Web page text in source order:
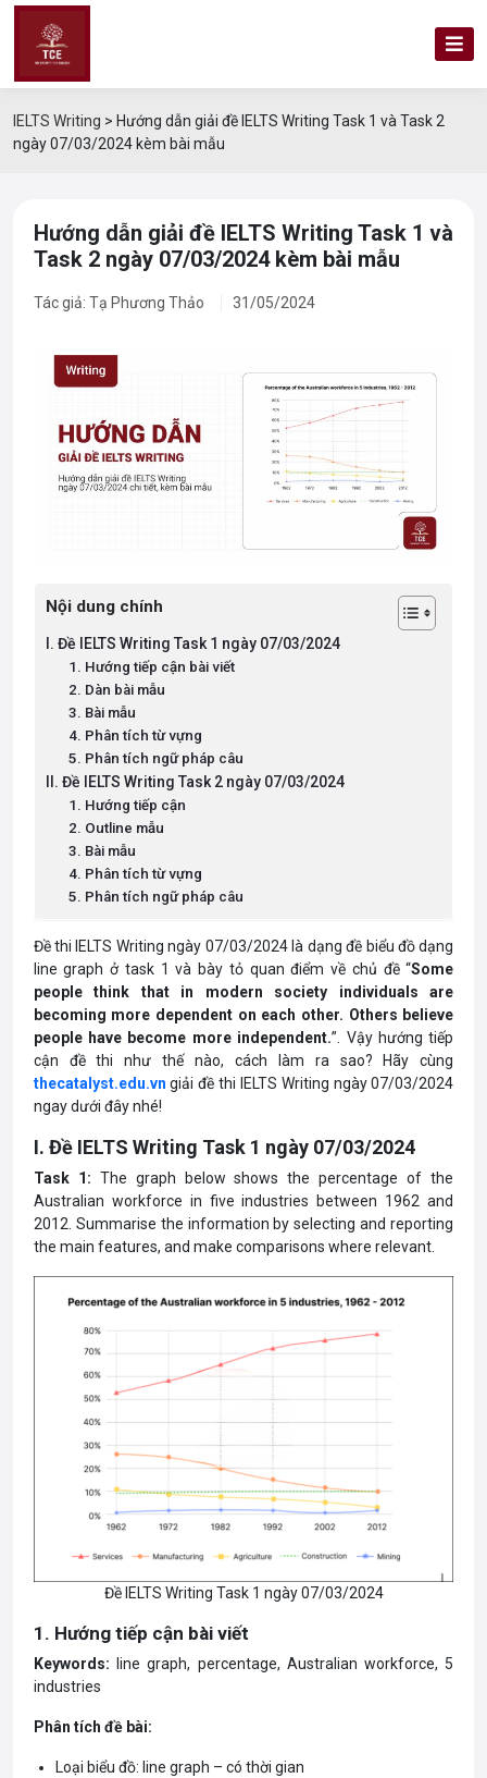
IELTS Writing > Hướng dẫn giải đề IELTS Writing Task 1 và Task 2
ngày 07/03/2024 kèm bài mẫu
Hướng dẫn giải đề IELTS Writing Task 1 và
Task 2 ngày 07/03/2024 kèm bài mẫu
Tác giả: Tạ Phương Thảo 31/05/2024
Nội dung chính
I. Đề IELTS Writing Task 1 ngày 07/03/2024
1. Hướng tiếp cận bài viết
2. Dàn bài mẫu
3. Bài mẫu
4. Phân tích từ vựng
5. Phân tích ngữ pháp câu
II. Đề IELTS Writing Task 2 ngày 07/03/2024
1. Hướng tiếp cận
2. Outline mẫu
3. Bài mẫu
4. Phân tích từ vựng
5. Phân tích ngữ pháp câu
Đề thi IELTS Writing ngày 07/03/2024 là dạng đề biểu đồ dạng
line graph ở task 1 và bày tỏ quan điểm về chủ đề “Some
people think that in modern society individuals are
becoming more dependent on each other. Others believe
people have become more independent.”. Vậy hướng tiếp
cận đề thi như thế nào, cách làm ra sao? Hãy cùng
thecatalyst.edu.vn giải đề thi IELTS Writing ngày 07/03/2024
ngay dưới đây nhé!
I. Đề IELTS Writing Task 1 ngày 07/03/2024
Task 1: The graph below shows the percentage of the
Australian workforce in five industries between 1962 and
2012. Summarise the information by selecting and reporting
the main features, and make comparisons where relevant.
Đề IELTS Writing Task 1 ngày 07/03/2024
1. Hướng tiếp cận bài viết
Keywords: line graph, percentage, Australian workforce, 5
industries
Phân tích đề bài:
Loại biểu đồ: line graph – có thời gian